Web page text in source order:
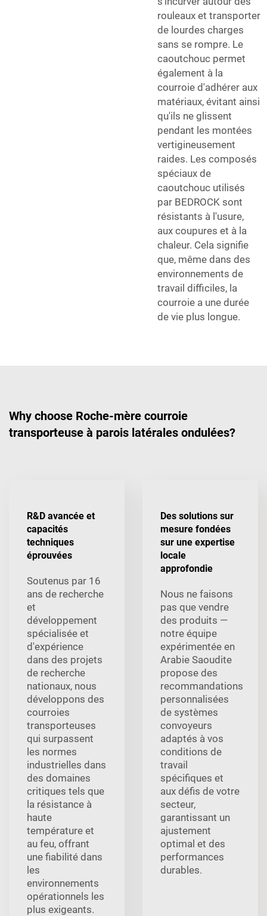
rouleaux et transporter
de lourdes charges
sans se rompre. Le
caoutchouc permet
également à la
courroie d'adhérer aux
matériaux, évitant ainsi
qu'ils ne glissent
pendant les montées
vertigineusement
raides. Les composés
spéciaux de
caoutchouc utilisés
par BEDROCK sont
résistants à l'usure,
aux coupures et à la
chaleur. Cela signifie
que, même dans des
environnements de
travail difficiles, la
courroie a une durée
de vie plus longue.
Why choose Roche-mère courroie
transporteuse à parois latérales ondulées?
R&D avancée et
capacités
techniques
éprouvées
Soutenus par 16
ans de recherche
et
développement
spécialisée et
d'expérience
dans des projets
de recherche
nationaux, nous
développons des
courroies
transporteuses
qui surpassent
les normes
industrielles dans
des domaines
critiques tels que
la résistance à
haute
température et
au feu, offrant
une fiabilité dans
les
environnements
opérationnels les
plus exigeants.
Des solutions sur
mesure fondées
sur une expertise
locale
approfondie
Nous ne faisons
pas que vendre
des produits —
notre équipe
expérimentée en
Arabie Saoudite
propose des
recommandations
personnalisées
de systèmes
convoyeurs
adaptés à vos
conditions de
travail
spécifiques et
aux défis de votre
secteur,
garantissant un
ajustement
optimal et des
performances
durables.